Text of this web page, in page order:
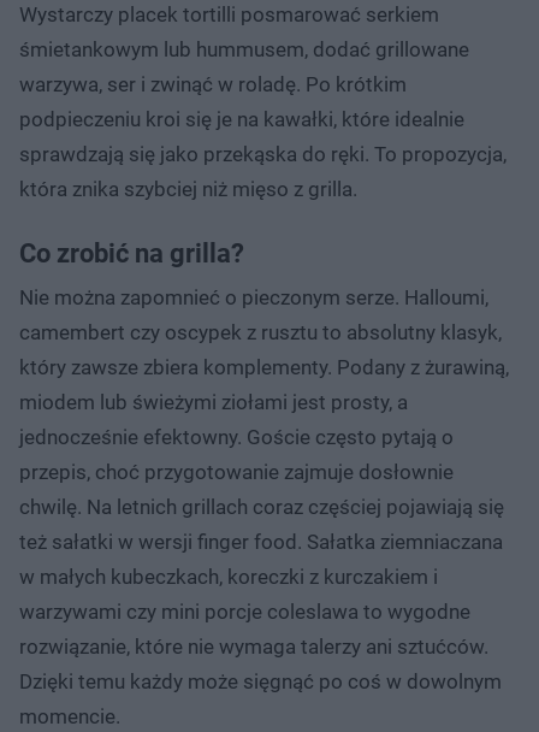
Wystarczy placek tortilli posmarować serkiem
śmietankowym lub hummusem, dodać grillowane
warzywa, ser i zwinąć w roladę. Po krótkim
podpieczeniu kroi się je na kawałki, które idealnie
sprawdzają się jako przekąska do ręki. To propozycja,
która znika szybciej niż mięso z grilla.
Co zrobić na grilla?
Nie można zapomnieć o pieczonym serze. Halloumi,
camembert czy oscypek z rusztu to absolutny klasyk,
który zawsze zbiera komplementy. Podany z żurawiną,
miodem lub świeżymi ziołami jest prosty, a
jednocześnie efektowny. Goście często pytają o
przepis, choć przygotowanie zajmuje dosłownie
chwilę. Na letnich grillach coraz częściej pojawiają się
też sałatki w wersji finger food. Sałatka ziemniaczana
w małych kubeczkach, koreczki z kurczakiem i
warzywami czy mini porcje coleslawa to wygodne
rozwiązanie, które nie wymaga talerzy ani sztućców.
Dzięki temu każdy może sięgnąć po coś w dowolnym
momencie.